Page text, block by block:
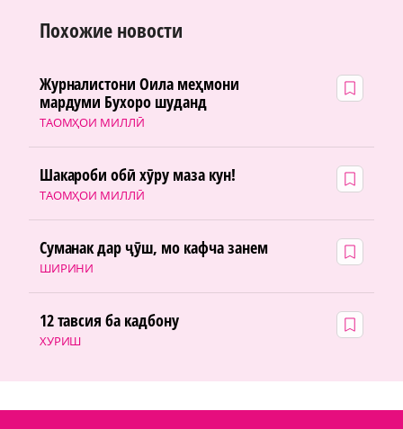
Похожие новости
ТАОМҲОИ МИЛЛӢ
Журналистони Оила меҳмони
мардуми Бухоро шуданд
ТАОМҲОИ МИЛЛӢ
Шакароби обӣ хӯру маза кун!
ШИРИНИ
Суманак дар ҷӯш, мо кафча занем
ХУРИШ
12 тавсия ба кадбону